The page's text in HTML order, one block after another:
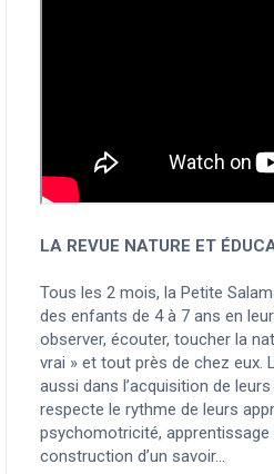
LA REVUE NATURE ET
Tous les 2 mois, la Petite
des enfants de 4 à 7 ans en
observer, écouter, toucher la
vrai » et tout près de chez eux.
aussi dans l’acquisition de
respecte le rythme de leurs
psychomotricité, apprentissage
construction d’un savoir…